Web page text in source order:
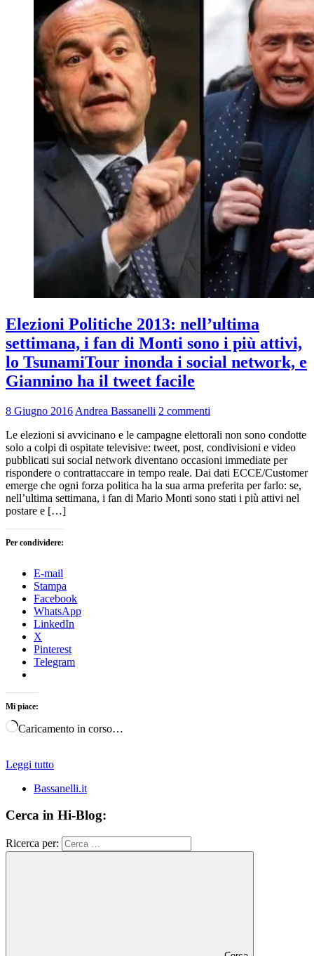
Elezioni Politiche 2013: nell’ultima
settimana, i fan di Monti sono i più attivi,
lo TsunamiTour inonda i social network, e
Giannino ha il tweet facile
8 Giugno 2016 Andrea Bassanelli 2 commenti
Le elezioni si avvicinano e le campagne elettorali non sono condotte
solo a colpi di ospitate televisive: tweet, post, condivisioni e video
pubblicati sui social network diventano occasioni immediate per
rispondere o contrattaccare in tempo reale. Dai dati ECCE/Customer
emerge che ogni forza politica ha la sua arma preferita per farlo: se,
nell’ultima settimana, i fan di Mario Monti sono stati i più attivi nel
postare e […]
Per condividere:
E-mail
Stampa
Facebook
WhatsApp
LinkedIn
X
Pinterest
Telegram
Mi piace:
Caricamento in corso…
Leggi tutto
Bassanelli.it
Cerca in Hi-Blog:
Ricerca per: